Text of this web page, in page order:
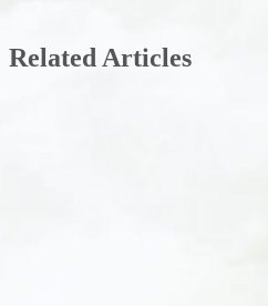
Related Articles